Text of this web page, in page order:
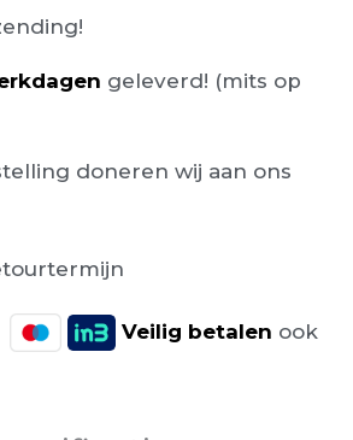
geleverd! (mits op
doneren wij aan ons
Veilig betalen ook